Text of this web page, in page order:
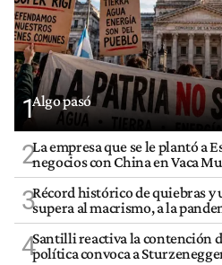
1Algo pasó
2La empresa que se le plantó a
negocios con China en Vaca
3Récord histórico de quiebras
supera al macrismo, a la
4Santilli reactiva la contención
política convoca a